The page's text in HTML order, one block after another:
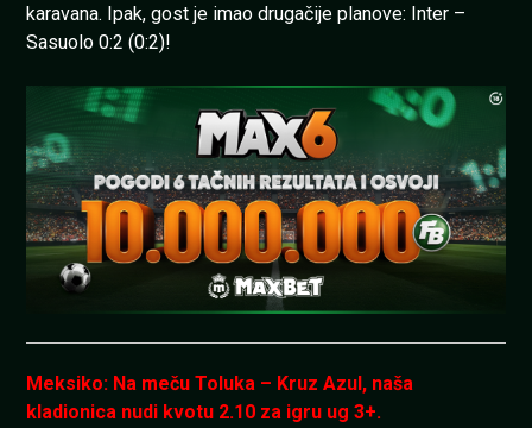
karavana. Ipak, gost je imao drugačije planove: Inter –
Sasuolo 0:2 (0:2)!
Meksiko: Na meču Toluka – Kruz Azul, naša
kladionica nudi kvotu 2.10 za igru ug 3+.